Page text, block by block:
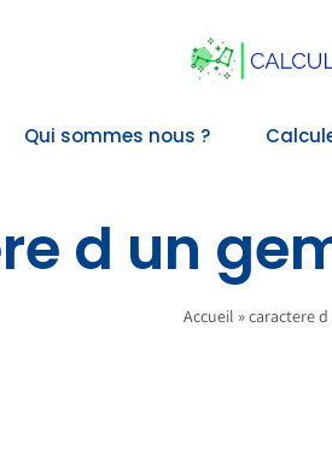
Qui sommes nous ?
d un
Accueil »caractere